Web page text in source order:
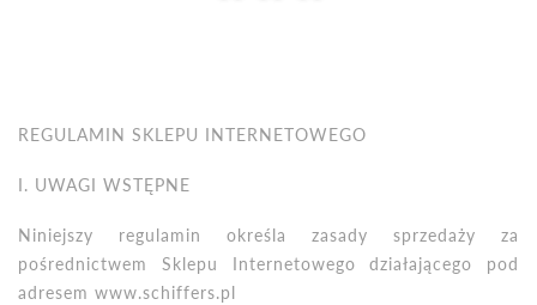
REGULAMIN SKLEPU INTERNETOWEGO
I. UWAGI WSTĘPNE
Niniejszy regulamin określa zasady sprzedaży za
pośrednictwem Sklepu Internetowego działającego pod
adresem www.schiffers.pl